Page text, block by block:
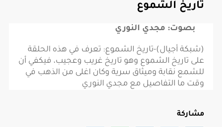
تاريخ الشموع
بصوت: مجدي النوري
(شبكة أجيال)-تاريخ الشموع: تعرف في هذه الحلقة
على تاريخ الشموع وهو تاريخ غريب وعجيب، فيكفي أن
للشمع نقابة وميثاق سرية وكان اغلى من الذهب في
وقت ما التفاصيل مع مجدي النوري
مشاركة